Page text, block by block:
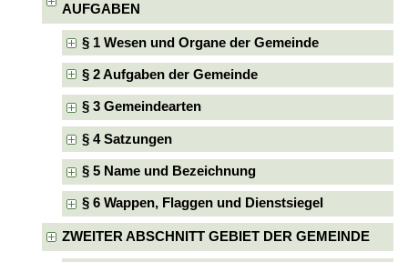
AUFGABEN
§ 1 Wesen und Organe der Gemeinde
§ 2 Aufgaben der Gemeinde
§ 3 Gemeindearten
§ 4 Satzungen
§ 5 Name und Bezeichnung
§ 6 Wappen, Flaggen und Dienstsiegel
ZWEITER ABSCHNITT GEBIET DER GEMEINDE